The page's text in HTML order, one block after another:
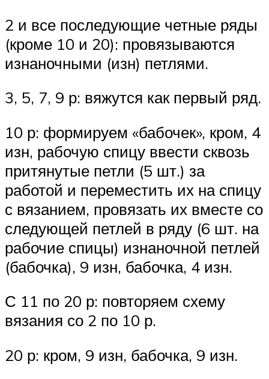
2 и все последующие четные ряды
(кроме 10 и 20): провязываются
изнаночными (изн) петлями.
3, 5, 7, 9 р: вяжутся как первый ряд.
10 р: формируем «бабочек», кром, 4
изн, рабочую спицу ввести сквозь
притянутые петли (5 шт.) за
работой и переместить их на спицу
с вязанием, провязать их вместе со
следующей петлей в ряду (6 шт. на
рабочие спицы) изнаночной петлей
(бабочка), 9 изн, бабочка, 4 изн.
С 11 по 20 р: повторяем схему
вязания со 2 по 10 р.
20 р: кром, 9 изн, бабочка, 9 изн.